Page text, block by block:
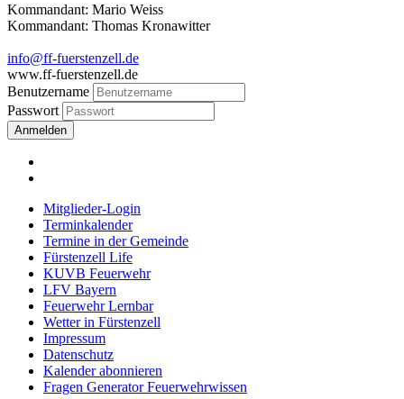
Kommandant: Mario Weiss
Kommandant: Thomas Kronawitter
info@ff-fuerstenzell.de
www.ff-fuerstenzell.de
Benutzername
Passwort
Anmelden
Mitglieder-Login
Terminkalender
Termine in der Gemeinde
Fürstenzell Life
KUVB Feuerwehr
LFV Bayern
Feuerwehr Lernbar
Wetter in Fürstenzell
Impressum
Datenschutz
Kalender abonnieren
Fragen Generator Feuerwehrwissen